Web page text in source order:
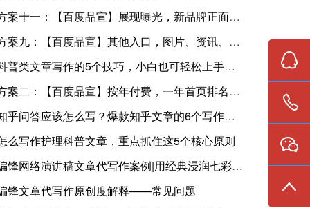
案十一：【百度品宣】展现曝光，新品牌正面信息展现曝光提高知名度
案九：【百度品宣】其他入口，图片、资讯、视频、笔记、贴吧、文库等
普类文章写作的5个技巧，小白也可轻松上手掌握方法要点
案二：【百度品宣】按年付费，一年首页排名曝光品牌。
乎问答应该怎么写？爆款知乎文章的6个写作技巧窍门
么写作护理科普文章，重点抓住这5个核心原则
网络演讲稿文章代写作案例|用经典浸润七彩花蕾，立志成为传播中华经典,传承红色基因的幼教工作者
锋文章代写作原创度解释——常见问题